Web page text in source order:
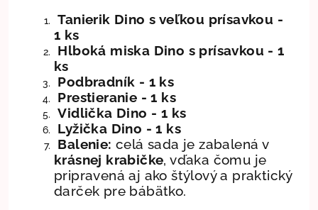
Tanierik Dino s veľkou prísavkou -
1 ks
Hlboká miska Dino s prísavkou - 1
ks
Podbradník - 1 ks
Prestieranie - 1 ks
Vidlička Dino - 1 ks
Lyžička Dino - 1 ks
Balenie: celá sada je zabalená v
krásnej krabičke, vďaka čomu je
pripravená aj ako štýlový a praktický
darček pre bábätko.